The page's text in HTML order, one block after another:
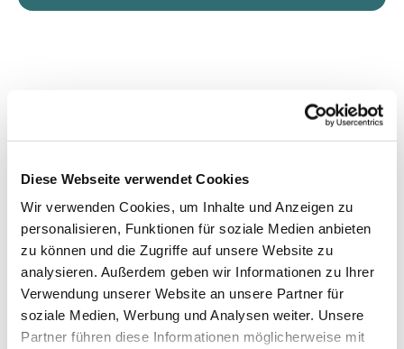
Diese Webseite verwendet Cookies
Wir verwenden Cookies, um Inhalte und Anzeigen zu
personalisieren, Funktionen für soziale Medien anbieten
zu können und die Zugriffe auf unsere Website zu
analysieren. Außerdem geben wir Informationen zu Ihrer
Verwendung unserer Website an unsere Partner für
soziale Medien, Werbung und Analysen weiter. Unsere
Partner führen diese Informationen möglicherweise mit